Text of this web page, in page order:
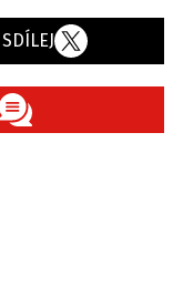
SDÍLEJ